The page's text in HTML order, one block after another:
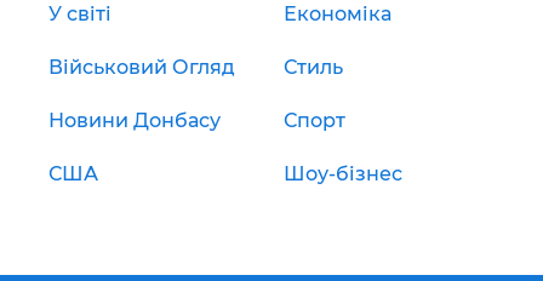
У світі Економіка
Військовий Огляд Стиль
Новини Донбасу Спорт
США Шоу-бізнес